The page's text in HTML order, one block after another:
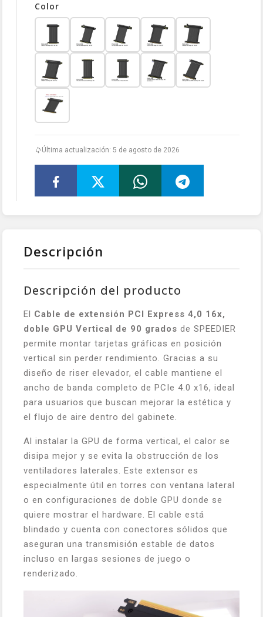
Color
Última actualización: 5 de agosto de 2026
Descripción
Descripción del producto
El Cable de extensión PCI Express 4,0 16x,
doble GPU Vertical de 90 grados de SPEEDIER
permite montar tarjetas gráficas en posición
vertical sin perder rendimiento. Gracias a su
diseño de riser elevador, el cable mantiene el
ancho de banda completo de PCIe 4.0 x16, ideal
para usuarios que buscan mejorar la estética y
el flujo de aire dentro del gabinete.
Al instalar la GPU de forma vertical, el calor se
disipa mejor y se evita la obstrucción de los
ventiladores laterales. Este extensor es
especialmente útil en torres con ventana lateral
o en configuraciones de doble GPU donde se
quiere mostrar el hardware. El cable está
blindado y cuenta con conectores sólidos que
aseguran una transmisión estable de datos
incluso en largas sesiones de juego o
renderizado.